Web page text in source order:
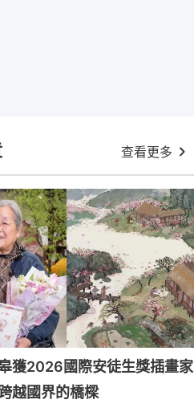
查看更多
獲2026國際安徒生獎插畫家
越國界的橋樑